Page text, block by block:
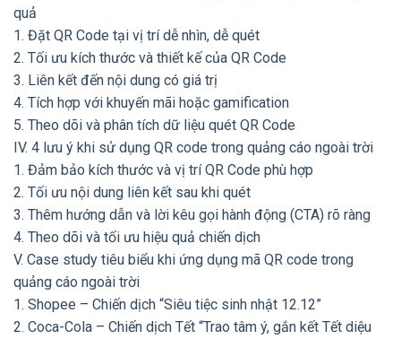
quả
1. Đặt QR Code tại vị trí dễ nhìn, dễ quét
2. Tối ưu kích thước và thiết kế của QR Code
3. Liên kết đến nội dung có giá trị
4. Tích hợp với khuyến mãi hoặc gamification
5. Theo dõi và phân tích dữ liệu quét QR Code
IV. 4 lưu ý khi sử dụng QR code trong quảng cáo ngoài trời
1. Đảm bảo kích thước và vị trí QR Code phù hợp
2. Tối ưu nội dung liên kết sau khi quét
3. Thêm hướng dẫn và lời kêu gọi hành động (CTA) rõ ràng
4. Theo dõi và tối ưu hiệu quả chiến dịch
V. Case study tiêu biểu khi ứng dụng mã QR code trong
quảng cáo ngoài trời
1. Shopee – Chiến dịch “Siêu tiệc sinh nhật 12.12”
2. Coca-Cola – Chiến dịch Tết “Trao tâm ý, gắn kết Tết diệu